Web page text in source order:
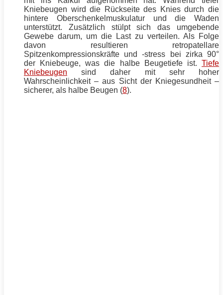
Kniebeugen wird die Rückseite des Knies durch die
hintere Oberschenkelmuskulatur und die Waden
unterstützt. Zusätzlich stülpt sich das umgebende
Gewebe darum, um die Last zu verteilen. Als Folge
davon resultieren retropatellare
Spitzenkompressionskräfte und -stress bei zirka 90°
der
Kniebeuge, was die halbe Beugetiefe ist.Tiefe
Kniebeugen sind daher mit sehr hoher
Wahrscheinlichkeit – aus Sicht der Kniegesundheit –
sicherer, als halbe Beugen (8).